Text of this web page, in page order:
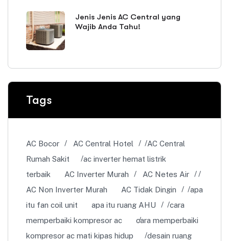
Jenis Jenis AC Central yang
Wajib Anda Tahu!
Tags
AC Bocor AC Central Hotel
AC Central
Rumah Sakit
ac inverter hemat listrik
terbaik
AC Inverter Murah
AC Netes Air
AC Non Inverter Murah
AC Tidak Dingin
apa
itu fan coil unit
apa itu ruang AHU
cara
memperbaiki kompresor ac
cara memperbaiki
kompresor ac mati kipas hidup
desain ruang